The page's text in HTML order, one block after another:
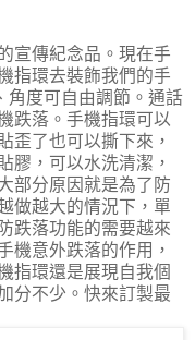
宣傳紀念品。現在手
指環去裝飾我們的手
角度可自由調節。通話
跌落。手機指環可以
歪了也可以撕下來，
膠，可以水洗清潔，
部分原因就是為了防
做越大的情況下，單
跌落功能的需要越來
機意外跌落的作用，
指環還是展現自我個
分不少。快來訂製最